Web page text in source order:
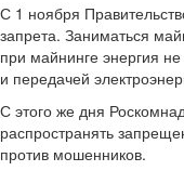
С 1 ноября
запрета. Заниматься
при майнинге энергия
и передачей
С этого же дня
распространять
против мошенников.